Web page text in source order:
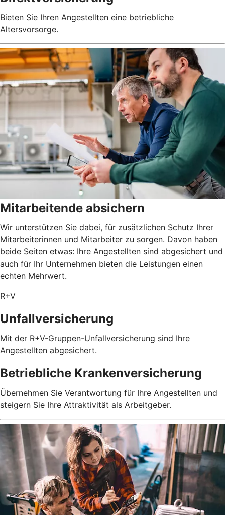
Bieten Sie Ihren Angestellten eine betriebliche
Altersvorsorge.
Mitarbeitende absichern
Wir unterstützen Sie dabei, für zusätzlichen Schutz Ihrer
Mitarbeiterinnen und Mitarbeiter zu sorgen. Davon haben
beide Seiten etwas: Ihre Angestellten sind abgesichert und
auch für Ihr Unternehmen bieten die Leistungen einen
echten Mehrwert.
R+V
Unfallversicherung
Mit der R+V-Gruppen-Unfallversicherung sind Ihre
Angestellten abgesichert.
Betriebliche Krankenversicherung
Übernehmen Sie Verantwortung für Ihre Angestellten und
steigern Sie Ihre Attraktivität als Arbeitgeber.